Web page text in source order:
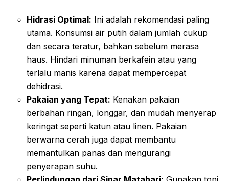
Hidrasi Optimal: Ini adalah rekomendasi paling
utama. Konsumsi air putih dalam jumlah cukup
dan secara teratur, bahkan sebelum merasa
haus. Hindari minuman berkafein atau yang
terlalu manis karena dapat mempercepat
dehidrasi.
Pakaian yang Tepat: Kenakan pakaian
berbahan ringan, longgar, dan mudah menyerap
keringat seperti katun atau linen. Pakaian
berwarna cerah juga dapat membantu
memantulkan panas dan mengurangi
penyerapan suhu.